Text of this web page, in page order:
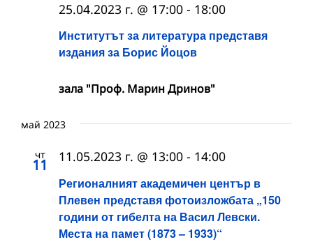
Институтът за литература представя
издания за Борис Йоцов
25.04.2023 г. @ 17:00 - 18:00
зала "Проф. Марин Дринов"
май 2023
чт
11
Регионалният академичен център в
Плевен представя фотоизложбата „150
години от гибелта на Васил Левски.
Места на памет (1873 – 1933)“
11.05.2023 г. @ 13:00 - 14:00